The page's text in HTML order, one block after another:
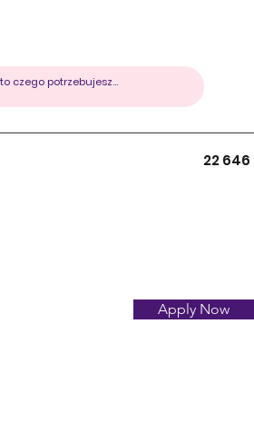
22
Apply Now